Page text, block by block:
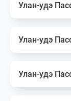
Улан-удэ
Улан-удэ
Улан-удэ